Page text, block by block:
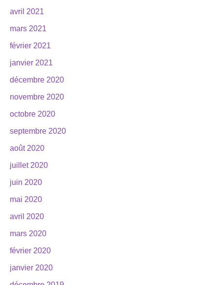
avril 2021
mars 2021
février 2021
janvier 2021
décembre 2020
novembre 2020
octobre 2020
septembre 2020
août 2020
juillet 2020
juin 2020
mai 2020
avril 2020
mars 2020
février 2020
janvier 2020